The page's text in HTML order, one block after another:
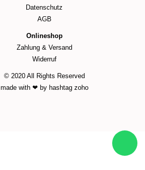
Datenschutz
AGB
Onlineshop
Zahlung & Versand
Widerruf
© 2020 All Rights Reserved
made with ❤ by hashtag zoho